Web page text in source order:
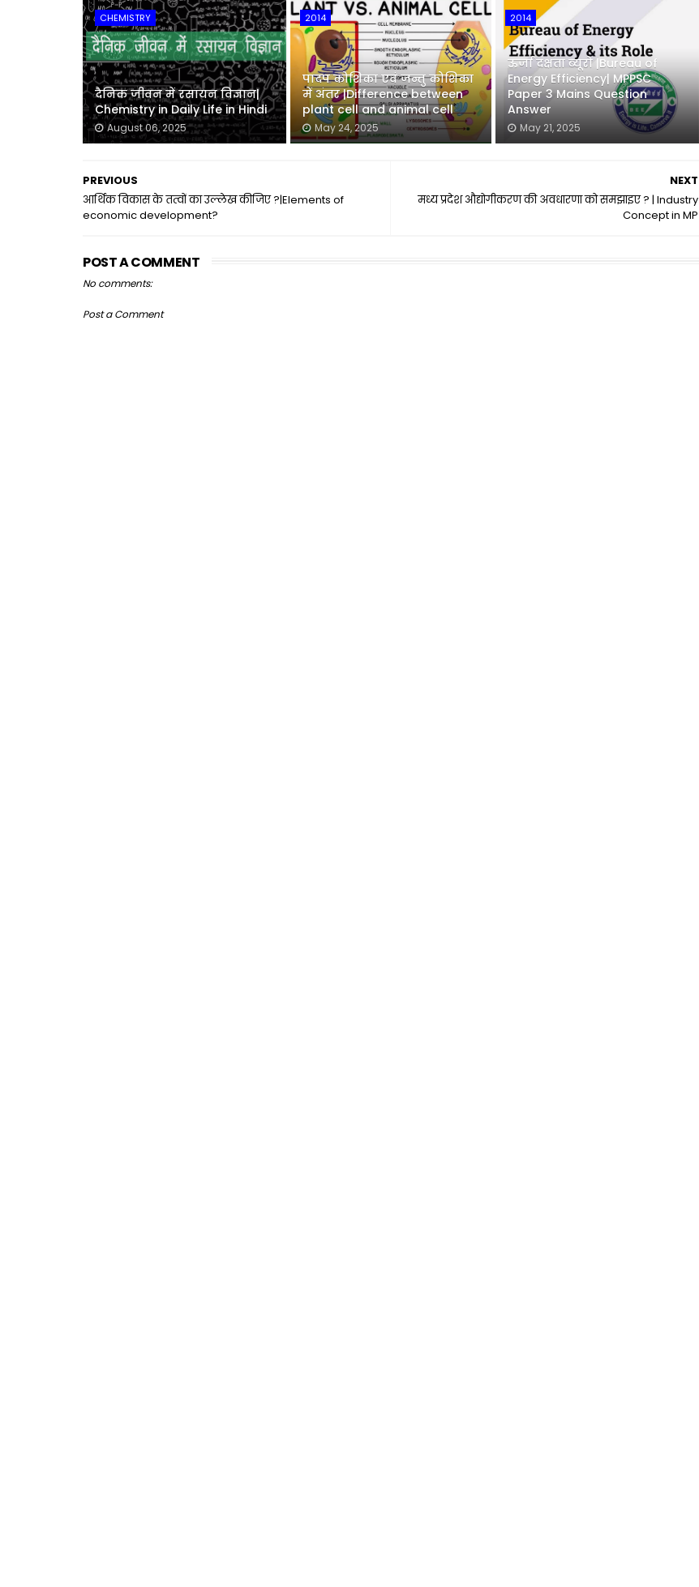
CHEMISTRY
दैनिक जीवन में रसायन विज्ञान|
Chemistry in Daily Life in Hindi
August 06, 2025
2014
पादप कोशिका एवं जन्तु कोशिका
में अंतर |Difference between
plant cell and animal cell
May 24, 2025
2014
ऊर्जा दक्षता ब्यूरो |Bureau of
Energy Efficiency| MPPSC
Paper 3 Mains Question
Answer
May 21, 2025
NEXT
मध्य प्रदेश औद्योगीकरण की अवधारणा को समझाइए ? | Industry
Concept in MP
PREVIOUS
आर्थिक विकास के तत्वों का उल्लेख कीजिए ?|Elements of
economic development?
POST A COMMENT
No comments:
Post a Comment